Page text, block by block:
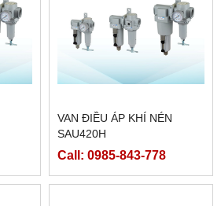
VAN ĐIỀU ÁP KHÍ NÉN
SAU420H
Call: 0985-843-778